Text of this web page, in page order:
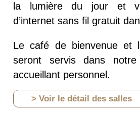
la lumière du jour et
d’internet sans fil gratuit
Le café de bienvenue et
seront servis dans
accueillant personnel.
> Voir le détail des salles